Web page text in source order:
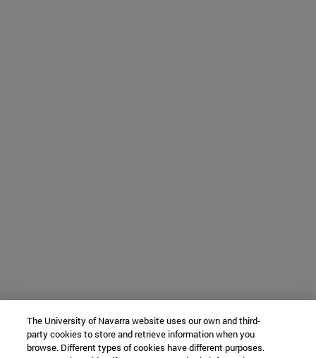
The University of Navarra website uses our own and third-
party cookies to store and retrieve information when you
browse. Different types of cookies have different purposes.